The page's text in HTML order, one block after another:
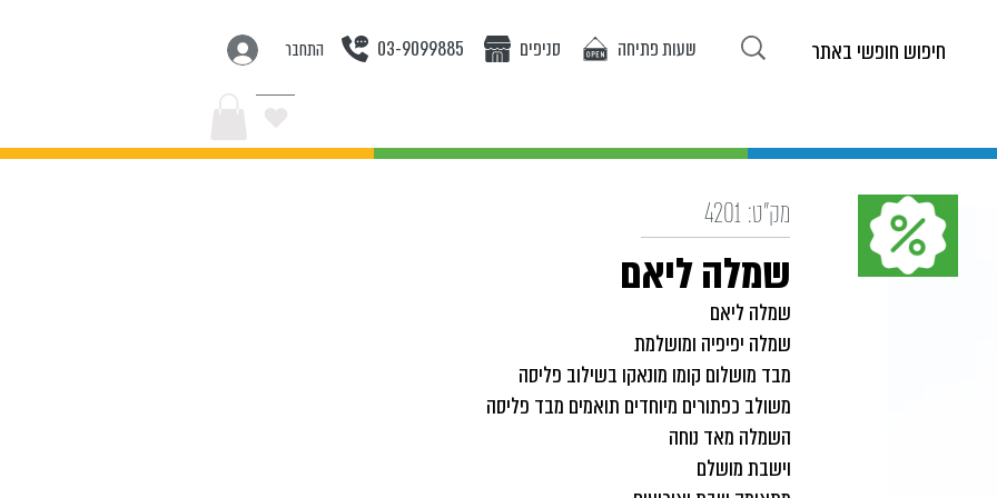
התחבר שעות פתיחה סניפים 03-9099885
4201 מק"ט:
שמלה ליאם
שמלה ליאם
שמלה יפיפיה ומושלמת
מבד מושלום קומו מונאקו בשילוב פליסה
משולב כפתורים מיוחדים תואמים מבד פליסה
השמלה מאד נוחה
וישבת מושלם